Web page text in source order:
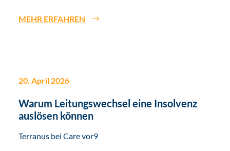
MEHR ERFAHREN
20. April 2026
Warum Leitungswechsel eine Insolvenz
auslösen können
Terranus bei Care vor9